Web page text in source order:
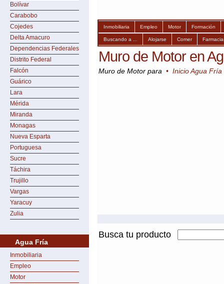
Bolívar
Carabobo
Cojedes
Delta Amacuro
Dependencias Federales
Distrito Federal
Falcón
Guárico
Lara
Mérida
Miranda
Monagas
Nueva Esparta
Portuguesa
Sucre
Táchira
Trujillo
Vargas
Yaracuy
Zulia
Agua Fría
Inmobiliaria
Empleo
Motor
Inmobiliaria Empleo Motor Formación
Buscando a ... Alojarse Comer
Muro de Motor en
Muro de Motor para • Inicio Agua Fría
Busca tu producto